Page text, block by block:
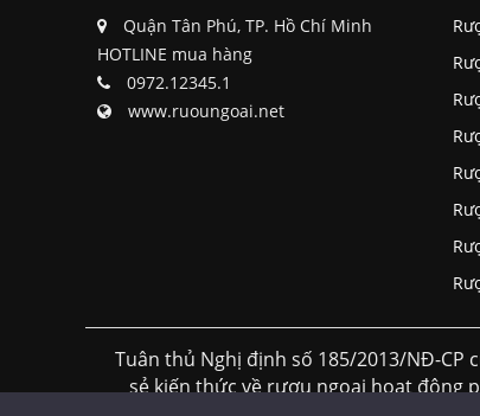
Quận Tân Phú, TP. Hồ Chí Minh
HOTLINE mua hàng
0972.12345.1
www.ruoungoai.net
Tuân thủ Nghị định số 185/2013/NĐ-CP
sẻ kiến thức về rượu ngoại hoạt động